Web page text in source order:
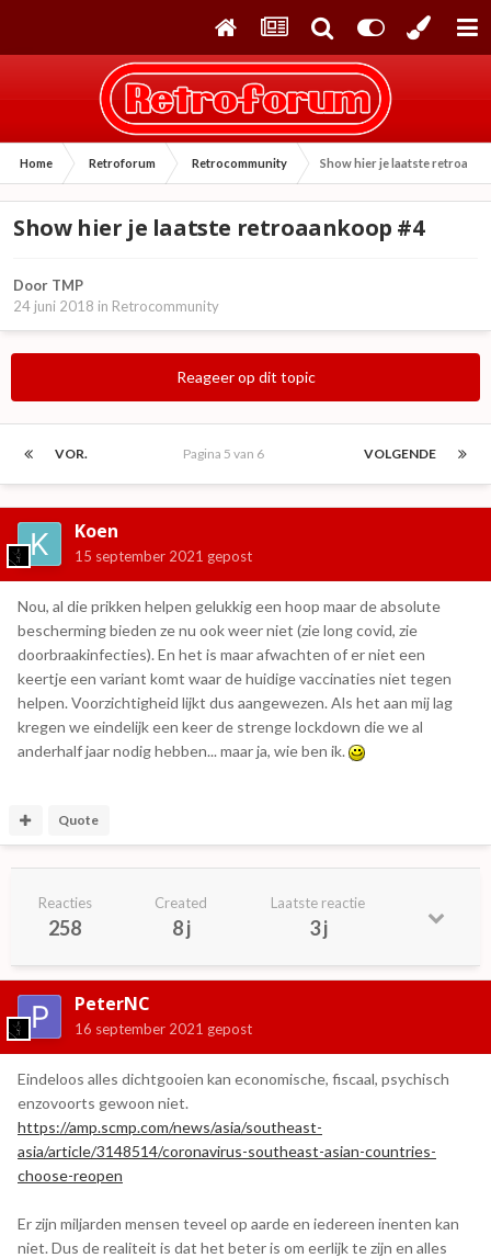
Home Retroforum Retrocommunity Show hier je laatste
Show hier je laatste retroaankoop #4
Door TMP
24 juni 2018 in Retrocommunity
Reageer op dit topic
VOR. VOLGENDE
Pagina 5 van 6
Koen
15 september 2021 gepost
Nou, al die prikken helpen gelukkig een hoop maar de absolute
bescherming bieden ze nu ook weer niet (zie long covid, zie
doorbraakinfecties). En het is maar afwachten of er niet een
keertje een variant komt waar de huidige vaccinaties niet tegen
helpen. Voorzichtigheid lijkt dus aangewezen. Als het aan mij lag
kregen we eindelijk een keer de strenge lockdown die we al
anderhalf jaar nodig hebben... maar ja, wie ben ik.
Quote
Reacties
258
Created
8 j
Laatste reactie
3 j
PeterNC
16 september 2021 gepost
Eindeloos alles dichtgooien kan economische, fiscaal, psychisch
enzovoorts gewoon niet.
https://amp.scmp.com/news/asia/southeast-
asia/article/3148514/coronavirus-southeast-asian-countries-
choose-reopen
Er zijn miljarden mensen teveel op aarde en iedereen inenten kan
niet. Dus de realiteit is dat het beter is om eerlijk te zijn en alles